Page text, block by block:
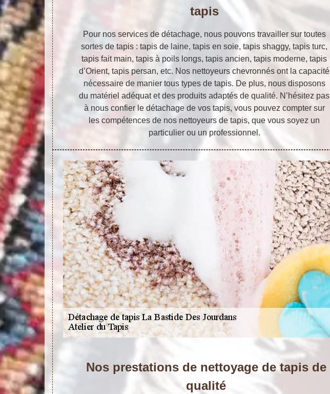
tapis
Pour nos services de détachage, nous pouvons travailler sur toutes
sortes de tapis : tapis de laine, tapis en soie, tapis shaggy, tapis turc,
tapis fait main, tapis à poils longs, tapis ancien, tapis moderne, tapis
d’Orient, tapis persan, etc. Nos nettoyeurs chevronnés ont la capacité
nécessaire de manier tous types de tapis. De plus, nous disposons
du matériel adéquat et des produits adaptés de qualité. N’hésitez pas
à nous confier le détachage de vos tapis, vous pouvez compter sur
les compétences de nos nettoyeurs de tapis, que vous soyez un
particulier ou un professionnel.
Nos prestations de nettoyage de tapis de
qualité